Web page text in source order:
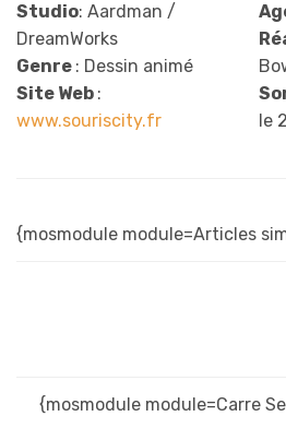
Studio: Aardman /
DreamWorks
Genre : Dessin animé
Site Web :
www.souriscity.fr
le
{mosmodule module=Articles
{mosmodule module=Carre